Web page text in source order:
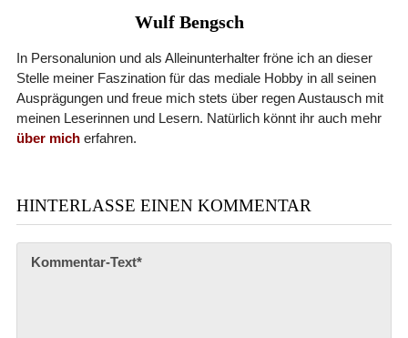
Wulf Bengsch
In Personalunion und als Alleinunterhalter fröne ich an dieser
Stelle meiner Faszination für das mediale Hobby in all seinen
Ausprägungen und freue mich stets über regen Austausch mit
meinen Leserinnen und Lesern. Natürlich könnt ihr auch mehr
über micherfahren.
HINTERLASSE EINEN KOMMENTAR